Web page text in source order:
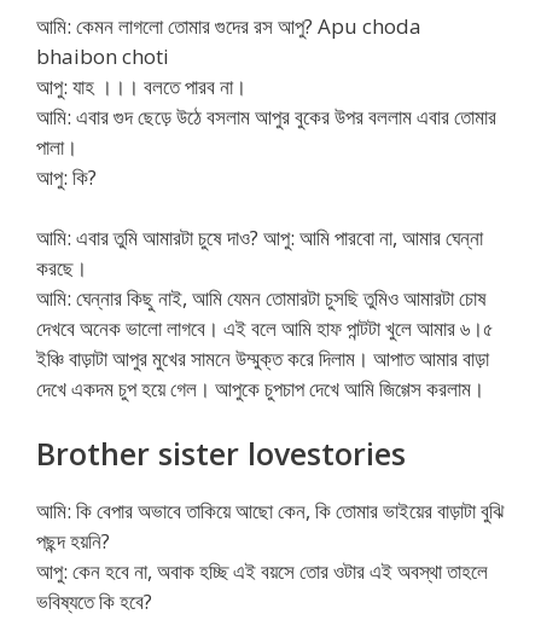
আমি: কেমন লাগলো তোমার গুদের রস আপু? Apu choda
bhaibon choti
আপু: যাহ ।।। বলতে পারব না।
আমি: এবার গুদ ছেড়ে উঠে বসলাম আপুর বুকের উপর বললাম এবার তোমার
পালা।
আপু: কি?
আমি: এবার তুমি আমারটা চুষে দাও? আপু: আমি পারবো না, আমার ঘেন্না
করছে।
আমি: ঘেন্নার কিছু নাই, আমি যেমন তোমারটা চুসছি তুমিও আমারটা চোষ
দেখবে অনেক ভালো লাগবে। এই বলে আমি হাফ পান্টটা খুলে আমার ৬।৫
ইঞ্চি বাড়াটা আপুর মুখের সামনে উম্মুক্ত করে দিলাম। আপাত আমার বাড়া
দেখে একদম চুপ হয়ে গেল। আপুকে চুপচাপ দেখে আমি জিগ্গেস করলাম।
Brother sister lovestories
আমি: কি বেপার অভাবে তাকিয়ে আছো কেন, কি তোমার ভাইয়ের বাড়াটা বুঝি
পছন্দ হয়নি?
আপু: কেন হবে না, অবাক হচ্ছি এই বয়সে তোর ওটার এই অবস্থা তাহলে
ভবিষ্যতে কি হবে?